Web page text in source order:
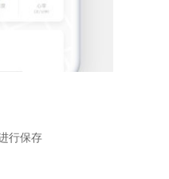
行保存